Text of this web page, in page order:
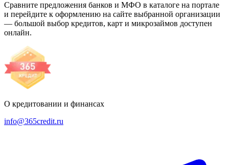
Сравните предложения банков и МФО в каталоге на портале
и перейдите к оформлению на сайте выбранной организации
— большой выбор кредитов, карт и микрозаймов доступен
онлайн.
О кредитовании и финансах
info@365credit.ru